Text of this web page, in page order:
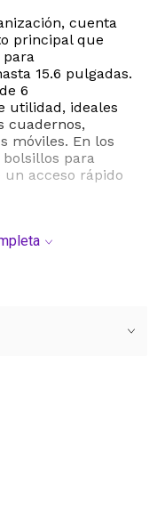
cuenta
principal que
15.6 pulgadas.
6
utilidad, ideales
cuadernos,
móviles. En los
para
un acceso rápido
integrado,
fatiga en los